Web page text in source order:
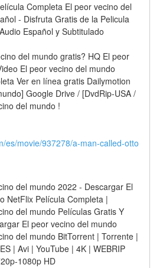
Completa El peor vecino del
- Disfruta Gratis de la Pelicula
Español y Subtitulado
del mundo gratis? HQ El peor
El peor vecino del mundo
Ver en línea gratis Dailymotion
Google Drive / [DvdRip-USA /
del mundo !
es/movie/937278/a-man-called-otto
del mundo 2022 - Descargar El
NetFlix Película Completa |
del mundo Películas Gratis Y
El peor vecino del mundo
del mundo BitTorrent | Torrente |
| Avi | YouTube | 4K | WEBRIP
1080p HD